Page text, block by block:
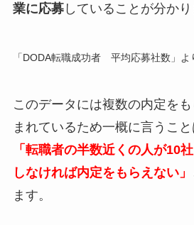
業に応募していることが分かり
「DODA転職成功者 平均応募社数」よ
このデータには複数の内定を
まれているため一概に言うこと
「転職者の半数近くの人が10
しなければ内定をもらえない」
ます。